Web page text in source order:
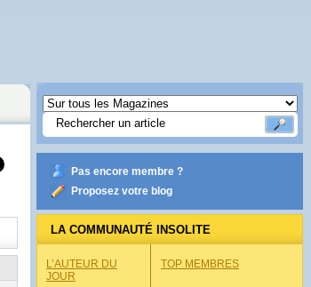
Pas encore membre ?
Proposez votre blog
LA COMMUNAUTÉ INSOLITE
L’AUTEUR DU
JOUR
TOP MEMBRES